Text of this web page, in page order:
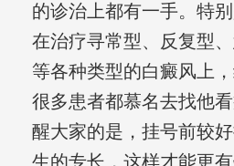
的诊治上都有一手。特
在治疗寻常型、反复型
等各种类型的白癜风上
很多患者都慕名去找他
醒大家的是，挂号前较
生的专长，这样才能更